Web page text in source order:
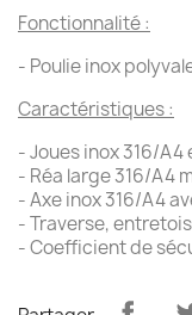
Fonctionnalité :
- Poulie inox
Caractéristiques :
- Joues inox 316/
- Réa large 316/A4
- Axe inox 316/A4
- Traverse,
- Coefficient de